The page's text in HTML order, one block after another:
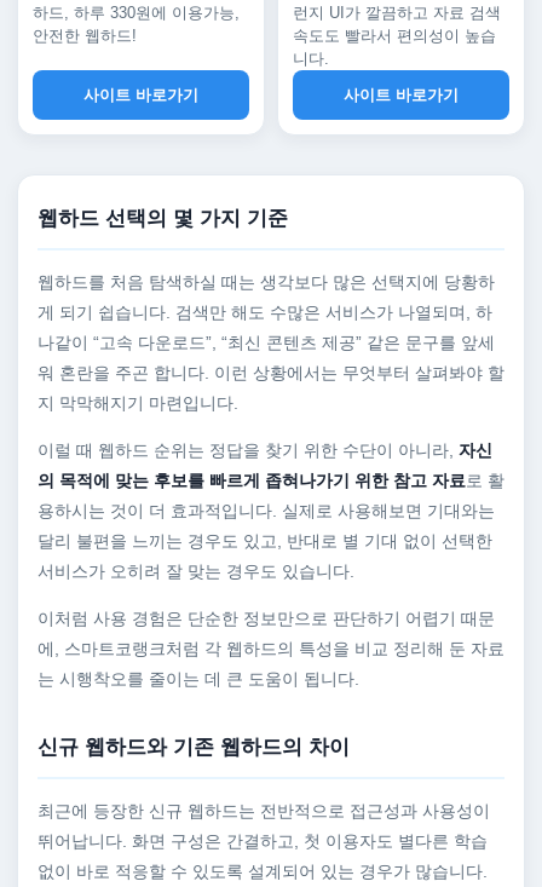
하드, 하루 330원에 이용가능,
안전한 웹하드!
사이트 바로가기
런지 UI가 깔끔하고 자료 검색
속도도 빨라서 편의성이 높습
니다.
사이트 바로가기
웹하드 선택의 몇 가지 기준
웹하드를 처음 탐색하실 때는 생각보다 많은 선택지에 당황하
게 되기 쉽습니다. 검색만 해도 수많은 서비스가 나열되며, 하
나같이 “고속 다운로드”, “최신 콘텐츠 제공” 같은 문구를 앞세
워 혼란을 주곤 합니다. 이런 상황에서는 무엇부터 살펴봐야 할
지 막막해지기 마련입니다.
이럴 때 웹하드 순위는 정답을 찾기 위한 수단이 아니라, 자신
의 목적에 맞는 후보를 빠르게 좁혀나가기 위한 참고 자료로 활
용하시는 것이 더 효과적입니다. 실제로 사용해보면 기대와는
달리 불편을 느끼는 경우도 있고, 반대로 별 기대 없이 선택한
서비스가 오히려 잘 맞는 경우도 있습니다.
이처럼 사용 경험은 단순한 정보만으로 판단하기 어렵기 때문
에, 스마트코랭크처럼 각 웹하드의 특성을 비교 정리해 둔 자료
는 시행착오를 줄이는 데 큰 도움이 됩니다.
신규 웹하드와 기존 웹하드의 차이
최근에 등장한 신규 웹하드는 전반적으로 접근성과 사용성이
뛰어납니다. 화면 구성은 간결하고, 첫 이용자도 별다른 학습
없이 바로 적응할 수 있도록 설계되어 있는 경우가 많습니다.